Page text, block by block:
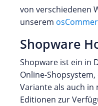
von verschiedenen
unserem
Shopware
Shopware ist ein in
Online-
Variante als auch
Editionen zur